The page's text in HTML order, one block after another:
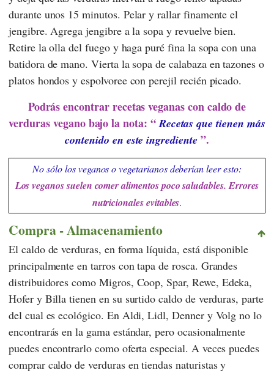
durante unos 15 minutos. Pelar y rallar finamente el
jengibre. Agrega jengibre a la sopa y revuelve bien.
Retire la olla del fuego y haga puré fina la sopa con una
batidora de mano. Vierta la sopa de calabaza en tazones o
platos hondos y espolvoree con perejil recién picado.
Podrás encontrar recetas veganas con caldo de
verduras vegano bajo la nota: “Recetas que tienen más
contenido en este ingrediente ”.
No sólo los veganos o vegetarianos deberían leer esto:
Los veganos suelen comer alimentos poco saludables. Errores
nutricionales evitables.
Compra - Almacenamiento
El caldo de verduras, en forma líquida, está disponible
principalmente en tarros con tapa de rosca. Grandes
distribuidores como Migros, Coop,Spar, Rewe, Edeka,
Hofery Billa tienen en su surtido caldo de verduras, parte
del cual es ecológico. En Aldi,Lidl,Dennery Volg no lo
encontrarás en la gama estándar, pero ocasionalmente
puedes encontrarlo como oferta especial. A veces puedes
comprar caldo de verduras en tiendas naturistas y